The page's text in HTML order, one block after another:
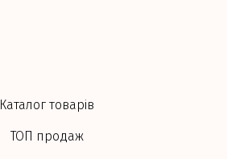
Каталог товарів
ТОП продаж